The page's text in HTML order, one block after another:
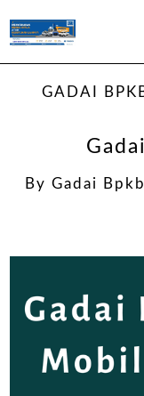
GADAI
By Gadai